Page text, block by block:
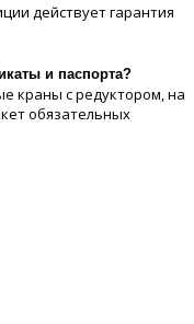
действует гарантия
и паспорта?
краны с редуктором, на
обязательных